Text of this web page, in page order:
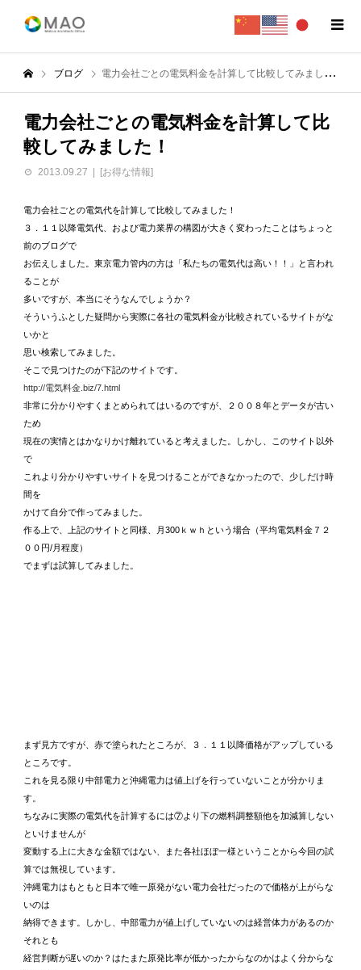
ブログ 電力会社ごとの電気料金を計算して比較してみました！
電力会社ごとの電気料金を計算して比
較してみました！
2013.09.27 [お得な情報]
電力会社ごとの電気代を計算して比較してみました！
３．１１以降電気代、および電力業界の構図が大きく変わったことはちょっと
前のブログで
お伝えしました。東京電力管内の方は「私たちの電気代は高い！！」と言われ
ることが
多いですが、本当にそうなんでしょうか？
そういうふとした疑問から実際に各社の電気料金が比較されているサイトがな
いかと
思い検索してみました。
そこで見つけたのが下記のサイトです。
http://電気料金.biz/7.html
非常に分かりやすくまとめられてはいるのですが、２００８年とデータが古い
ため
現在の実情とはかなりかけ離れていると考えました。しかし、このサイト以外
で
これより分かりやすいサイトを見つけることができなかったので、少しだけ時
間を
かけて自分で作ってみました。
作る上で、上記のサイトと同様、月300ｋｗｈという場合（平均電気料金７２
００円/月程度）
でまずは試算してみました。
まず見方ですが、赤で塗られたところが、３．１１以降価格がアップしている
ところです。
これを見る限り中部電力と沖縄電力は値上げを行っていないことが分かりま
す。
ちなみに実際の電気代を計算するには⑦より下の燃料調整額他を加減算しない
といけませんが
変動する上に大きな金額ではない、また各社ほぼ一様ということから今回の試
算では無視しています。
沖縄電力はもともと日本で唯一原発がない電力会社だったので価格が上がらな
いのは
納得できます。しかし、中部電力が値上げしていないのは経営体力があるのか
それとも
経営判断が遅いのか？はたまた原発比率が低かったからなのかはよく分からな